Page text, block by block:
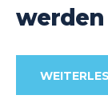
werden